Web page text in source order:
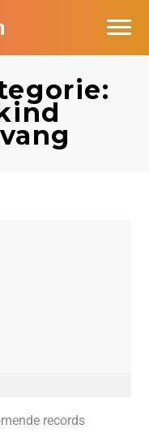
records